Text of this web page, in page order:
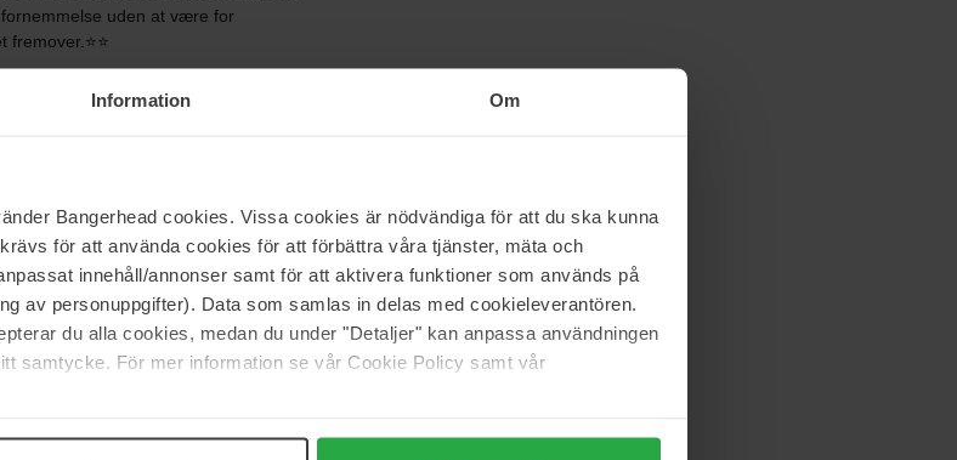
Information Om
Bangerhead cookies. Vissa cookies är nödvändiga för att du ska kunna
för att använda cookies för att förbättra våra tjänster, mäta och
innehåll/annonser samt för att aktivera funktioner som används på
av personuppgifter). Data som samlas in delas med cookieleverantören.
du alla cookies, medan du under "Detaljer" kan anpassa användningen
samtycke. För mer information se vår Cookie Policy samt vår
uden at være for
kan finde. Det er en duft, der får dig